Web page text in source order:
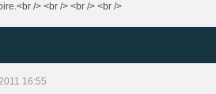
/> <br /> <br /> <br />
16:55